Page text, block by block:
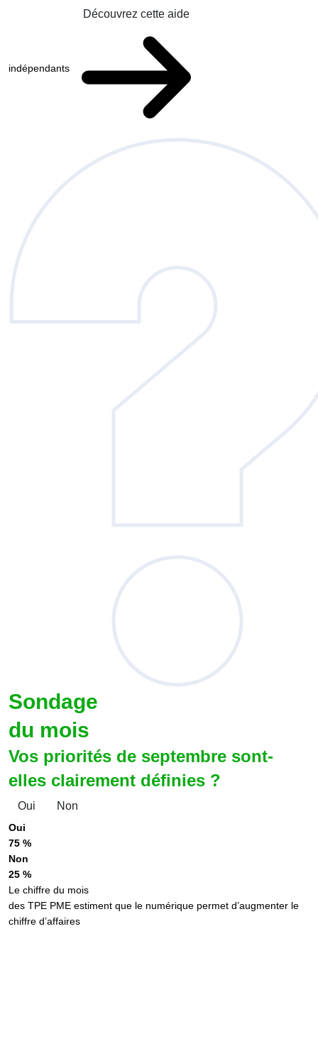
indépendants
Découvrez cette aide
Sondage
du mois
Vos priorités de septembre sont-
elles clairement définies ?
Oui Non
Oui
75 %
Non
25 %
Le chiffre du mois
des TPE PME estiment que le numérique permet d’augmenter le
chiffre d’affaires